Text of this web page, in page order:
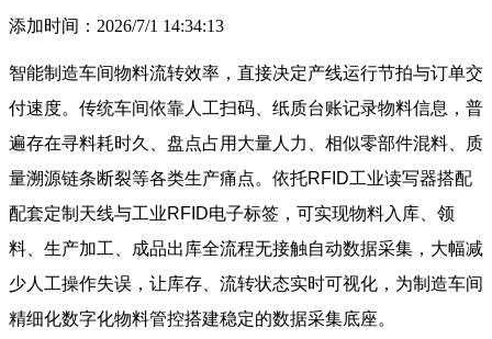
添加时间：2026/7/1 14:34:13
智能制造车间物料流转效率，直接决定产线运行节拍与订单交
付速度。传统车间依靠人工扫码、纸质台账记录物料信息，普
遍存在寻料耗时久、盘点占用大量人力、相似零部件混料、质
量溯源链条断裂等各类生产痛点。依托RFID工业读写器搭配
配套定制天线与工业RFID电子标签，可实现物料入库、领
料、生产加工、成品出库全流程无接触自动数据采集，大幅减
少人工操作失误，让库存、流转状态实时可视化，为制造车间
精细化数字化物料管控搭建稳定的数据采集底座。